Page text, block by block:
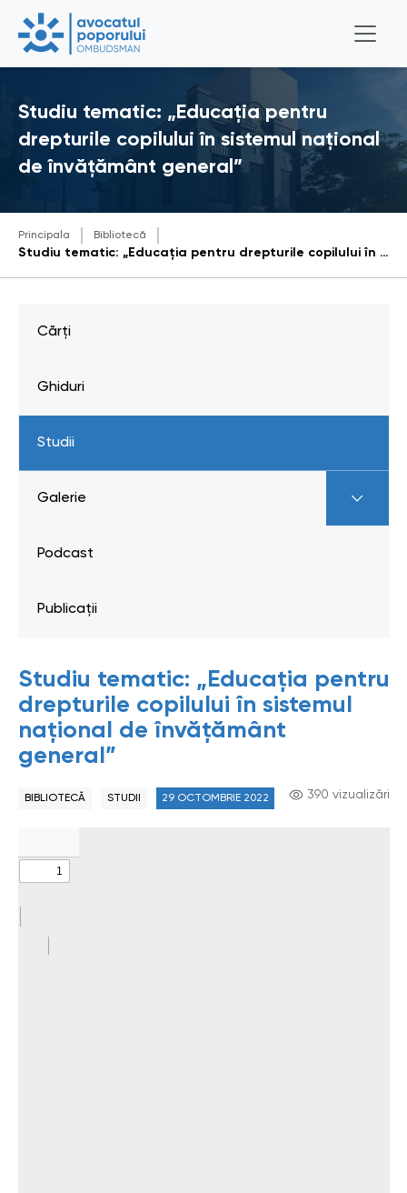
Studiu tematic: „Educația pentru
drepturile copilului în sistemul național
de învățământ general”
Principala Bibliotecă
Studiu tematic: „Educația pentru drepturile copilului în sistemul național de învățământ general”
Studiu tematic: „Educația pentru
drepturile copilului în sistemul
național de învățământ
general”
BIBLIOTECĂ STUDII 29 OCTOMBRIE 2022 390 vizualizări
Cărți
Ghiduri
Studii
Galerie
Podcast
Publicații